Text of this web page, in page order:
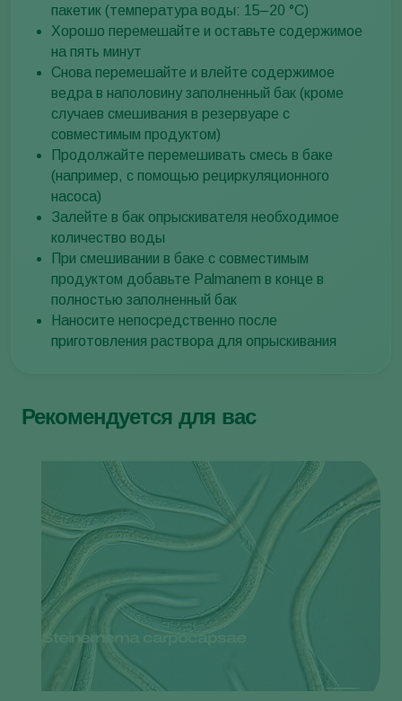
пакетик (температура воды: 15–20 °C)
Хорошо перемешайте и оставьте содержимое
на пять минут
Снова перемешайте и влейте содержимое
ведра в наполовину заполненный бак (кроме
случаев смешивания в резервуаре с
совместимым продуктом)
Продолжайте перемешивать смесь в баке
(например, с помощью рециркуляционного
насоса)
Залейте в бак опрыскивателя необходимое
количество воды
При смешивании в баке с совместимым
продуктом добавьте Palmanem в конце в
полностью заполненный бак
Наносите непосредственно после
приготовления раствора для опрыскивания
Рекомендуется для вас
Steinernema carpocapsae